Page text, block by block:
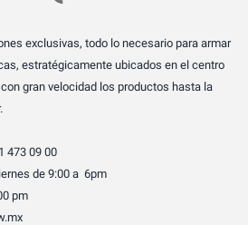
exclusivas, todo lo necesario para armar
estratégicamente ubicados en el centro
gran velocidad los productos hasta la
473 09 00
de 9:00 a 6pm
pm